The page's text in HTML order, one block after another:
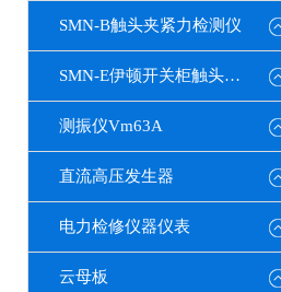
SMN-B触头夹紧力检测仪
SMN-E伊顿开关柜触头夹紧力检测仪
测振仪Vm63A
直流高压发生器
电力检修仪器仪表
云母板